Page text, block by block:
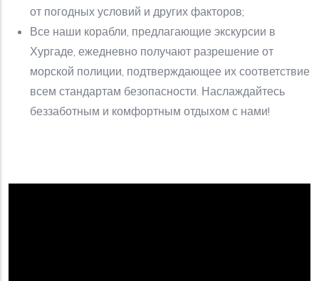
от погодных условий и других факторов;
Все наши корабли, предлагающие экскурсии в
Хургаде, ежедневно получают разрешение от
морской полиции, подтверждающее их соответствие
всем стандартам безопасности. Наслаждайтесь
беззаботным и комфортным отдыхом с нами!